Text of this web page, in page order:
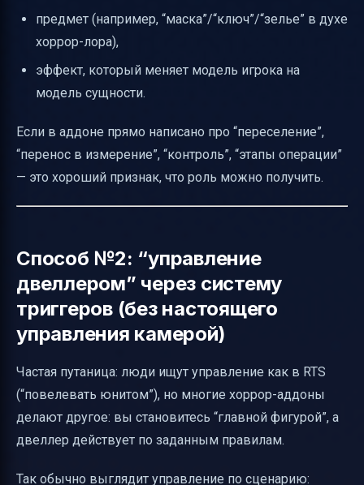
предмет (например, “маска”/“ключ”/“зелье” в духе
хоррор-лора),
эффект, который меняет модель игрока на
модель сущности.
Если в аддоне прямо написано про “переселение”,
“перенос в измерение”, “контроль”, “этапы операции”
— это хороший признак, что роль можно получить.
Способ №2: “управление
двеллером” через систему
триггеров (без настоящего
управления камерой)
Частая путаница: люди ищут управление как в RTS
(“повелевать юнитом”), но многие хоррор-аддоны
делают другое: вы становитесь “главной фигурой”, а
двеллер действует по заданным правилам.
Так обычно выглядит управление по сценарию: